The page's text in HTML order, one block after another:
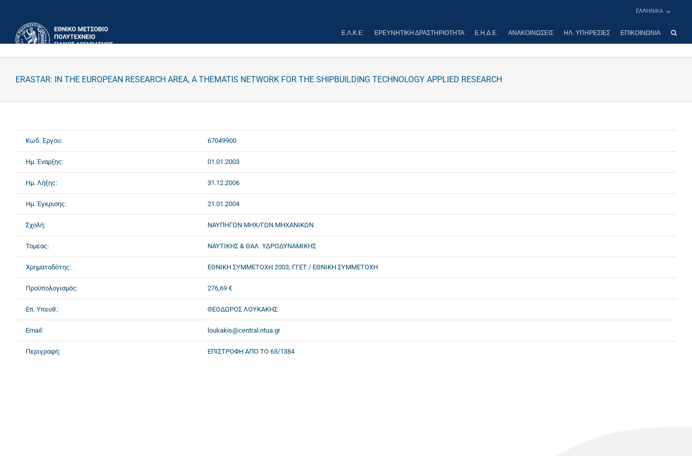
περιεχόμενο
ΕΛΛΗΝΙΚΑ
Ε.Λ.Κ.Ε. ΕΡΕΥΝΗΤΙΚΉ ΔΡΑΣΤΗΡΙΌΤΗΤΑ Ε.Η.Δ.Ε. ΑΝΑΚΟΙΝΏΣΕΙΣ ΗΛ. ΥΠΗΡΕΣΊΕΣ ΕΠΙΚΟΙΝΩΝΊΑ
ERASTAR: IN THE EUROPEAN RESEARCH AREA, A THEMATIS NETWORK FOR THE SHIPBUILDING TECHNOLOGY APPLIED RESEARCH
Κωδ. Έργου: 67049900
Ημ. Έναρξης: 01.01.2003
Ημ. Λήξης: 31.12.2006
Ημ. Έγκρισης: 21.01.2004
Σχολή: ΝΑΥΠΗΓΩΝ ΜΗΧ/ΓΩΝ ΜΗΧΑΝΙΚΩΝ
Τομέας: ΝΑΥΤΙΚΗΣ & ΘΑΛ. ΥΔΡΟΔΥΝΑΜΙΚΗΣ
Χρηματοδότης: ΕΘΝΙΚΗ ΣΥΜΜΕΤΟΧΗ 2003, ΓΓΕΤ / ΕΘΝΙΚΗ ΣΥΜΜΕΤΟΧΗ
Προϋπολογισμός: 276,69 €
Επ. Υπευθ.: ΘΕΟΔΩΡΟΣ ΛΟΥΚΑΚΗΣ
Email: loukakis@central.ntua.gr
Περιγραφή: ΕΠΙΣΤΡΟΦΗ ΑΠΌ ΤΟ 63/1384